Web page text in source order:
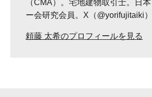
（CMA）。宅地建物取引士。日
ー会研究会員。X（@yorifujitaiki）
頼藤 太希のプロフィールを見る